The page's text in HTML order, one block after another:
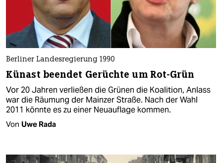
Berliner Landesregierung 1990
Künast beendet Gerüchte um Rot-Grün
Vor 20 Jahren verließen die Grünen die Koalition, Anlass
war die Räumung der Mainzer Straße. Nach der Wahl
2011 könnte es zu einer Neuauflage kommen.
Von Uwe Rada